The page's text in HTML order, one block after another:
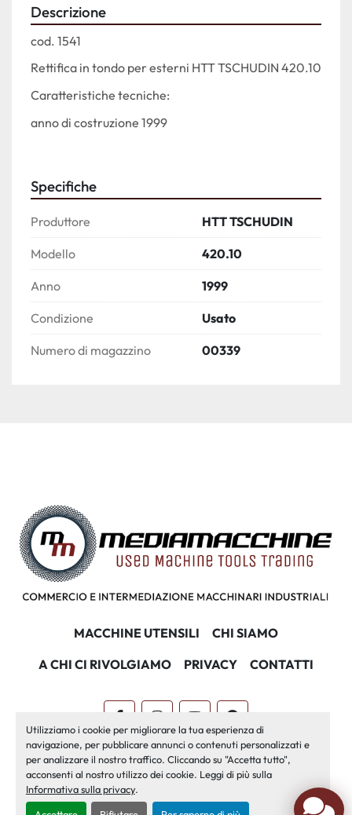
Utilizziamo i cookie per migliorare la tua esperienza di
navigazione, per pubblicare annunci o contenuti personalizzati e
per analizzare il nostro traffico. Cliccando su "Accetta tutto",
acconsenti al nostro utilizzo dei cookie. Leggi di più sulla
Informativa sulla privacy.
Descrizione
cod. 1541
Rettifica in tondo per esterni HTT TSCHUDIN 420.10
Caratteristiche tecniche:
anno di costruzione 1999
Specifiche
Produttore HTT TSCHUDIN
Modello 420.10
Anno 1999
Condizione Usato
Numero di magazzino 00339
MACCHINE UTENSILI
CHI SIAMO
A CHI CI RIVOLGIAMO
PRIVACY CONTATTI
facebookinstagramyoutubepinterest
Machinio Systemsito web diMachinio
Personalizza le preferenze sui Cookies